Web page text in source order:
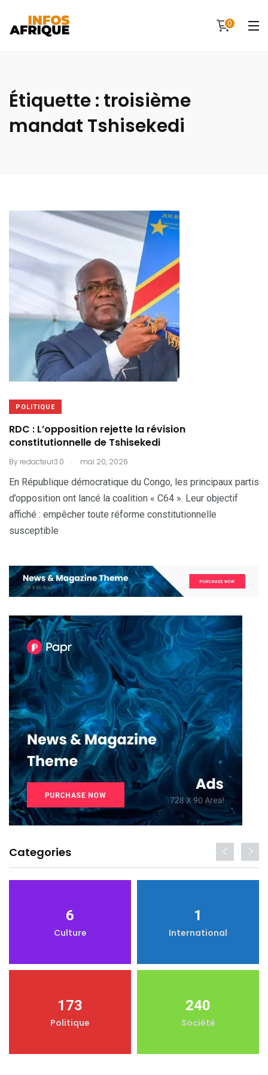
0
Étiquette : troisième
mandat Tshisekedi
POLITIQUE
RDC : L’opposition rejette la révision
constitutionnelle de Tshisekedi
By redacteur3.0 . mai 20, 2026
En République démocratique du Congo, les principaux partis
d’opposition ont lancé la coalition « C64 ». Leur objectif
affiché : empêcher toute réforme constitutionnelle
susceptible
Categories
6
Culture
1
International
173
Politique
240
Société